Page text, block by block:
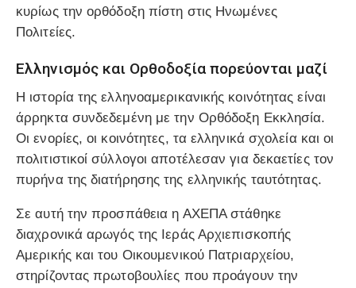
κυρίως την ορθόδοξη πίστη στις Ηνωμένες
Πολιτείες.
Ελληνισμός και Ορθοδοξία πορεύονται μαζί
Η ιστορία της ελληνοαμερικανικής κοινότητας είναι
άρρηκτα συνδεδεμένη με την Ορθόδοξη Εκκλησία.
Οι ενορίες, οι κοινότητες, τα ελληνικά σχολεία και οι
πολιτιστικοί σύλλογοι αποτέλεσαν για δεκαετίες τον
πυρήνα της διατήρησης της ελληνικής ταυτότητας.
Σε αυτή την προσπάθεια η ΑΧΕΠΑ στάθηκε
διαχρονικά αρωγός της Ιεράς Αρχιεπισκοπής
Αμερικής και του Οικουμενικού Πατριαρχείου,
στηρίζοντας πρωτοβουλίες που προάγουν την